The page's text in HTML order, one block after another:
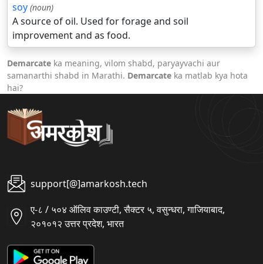
soy (noun)
A source of oil. Used for forage and soil
improvement and as food.
Demarcate ka meaning, vilom shabd, paryayvachi aur
samanarthi shabd in Marathi. Demarcate ka matlab kya hota
hai?
support[@]amarkosh.tech
ए-८ / ५०४ ऑलिव काउण्टी, सैक्टर ५, वसुन्धरा, गाजियाबाद,
२०१०१२ उत्तर प्रदेश, भारत